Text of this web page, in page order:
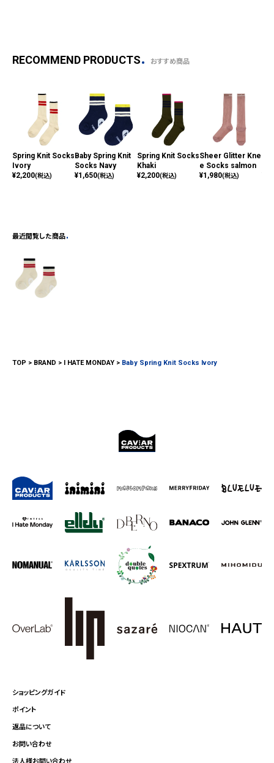
RECOMMEND PRODUCTS おすすめ商品
Spring Knit Socks
Ivory
¥2,200(税込)
Baby Spring Knit
Socks Navy
¥1,650(税込)
Spring Knit Socks
Khaki
¥2,200(税込)
Sheer Glitter Kne
e Socks salmon
¥1,980(税込)
最近閲覧した商品
TOP BRAND I HATE MONDAY Baby Spring Knit Socks Ivory
ショッピングガイド
ポイント
返品について
お問い合わせ